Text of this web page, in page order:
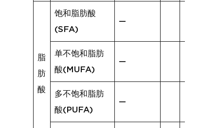
脂
肪
酸
饱和脂肪酸
(SFA)
—
单不饱和脂肪
酸(MUFA)
—
多不饱和脂肪
酸(PUFA)
—